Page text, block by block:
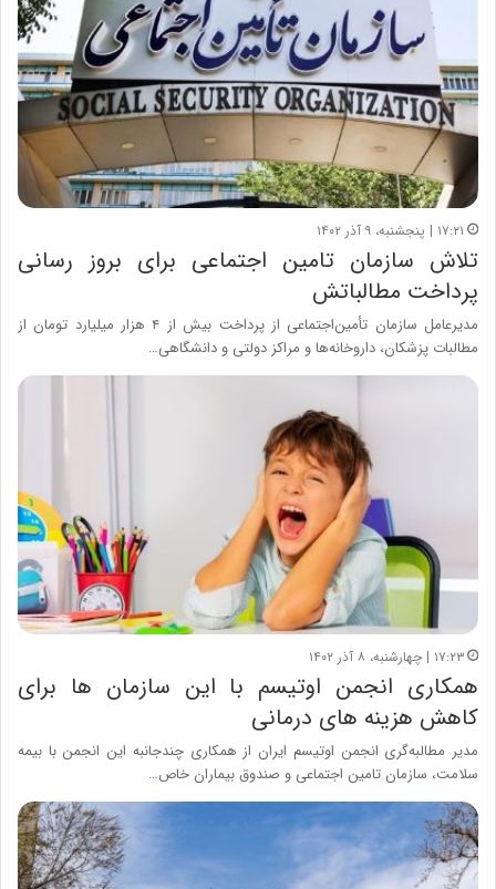
۱۷:۲۱ | پنجشنبه، ۹ آذر ۱۴۰۲
تلاش سازمان تامین اجتماعی برای بروز رسانی
پرداخت مطالباتش
مدیرعامل سازمان تأمین‌اجتماعی از پرداخت بیش از ۴ هزار میلیارد تومان از
مطالبات پزشکان، داروخانه‌ها و مراکز دولتی و دانشگاهی…
۱۷:۲۳ | چهارشنبه، ۸ آذر ۱۴۰۲
همکاری انجمن اوتیسم با این سازمان ها برای
کاهش هزینه های درمانی
مدیر مطالبه‌گری انجمن اوتیسم ایران از همکاری چندجانبه این انجمن با بیمه
سلامت، سازمان تامین اجتماعی و صندوق بیماران خاص…